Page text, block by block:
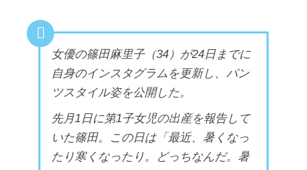
女優の篠田麻里子（34）が24日までに
自身のインスタグラムを更新し、パン
ツスタイル姿を公開した。
先月1日に第1子女児の出産を報告して
いた篠田。この日は「最近、暑くなっ
たり寒くなったり。どっちなんだ。暑